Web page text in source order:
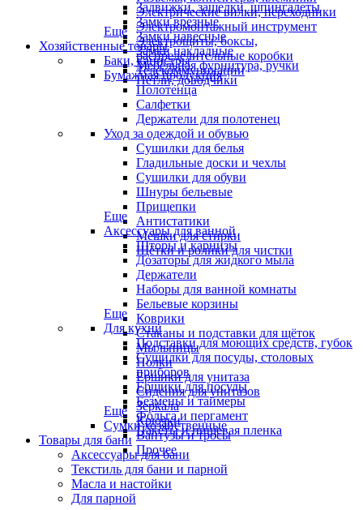
Электрические вилки, переходники
Электромонтажный инструмент
Электрощиты, боксы,
распределительные коробки
Телекоммуникации
Задвижки, защелки, шпингалеты
Замки врезные
Замки навесные
Замки накладные
Мебельная фурнитура, ручки
Петли, доводчики
Еще
Хозяйственные товары
Баки, канистры
Бумажная продукция
Полотенца
Салфетки
Держатели для полотенец
Уход за одеждой и обувью
Сушилки для белья
Гладильные доски и чехлы
Сушилки для обуви
Шнуры бельевые
Прищепки
Антистатики
Мешки для стирки
Щётки и ролики для чистки
Еще
Аксессуары для ванной
Шторы и карнизы
Дозаторы для жидкого мыла
Держатели
Наборы для ванной комнаты
Бельевые корзины
Коврики
Стаканы и подставки для щёток
Мыльницы
Полки
Ёршики для унитаза
Сидения для унитазов
Зеркала
Крючки
Вантузы и тросы
Прочее
Еще
Для кухни
Подставки для моющих средств, губок
Сушилки для посуды, столовых
приборов
Ёршики для посуды
Безмены и таймеры
Фольга и пергамент
Пакеты и пищевая пленка
Еще
Сумки хозяйственные
Товары для бани
Аксессуары для бани
Текстиль для бани и парной
Масла и настойки
Для парной